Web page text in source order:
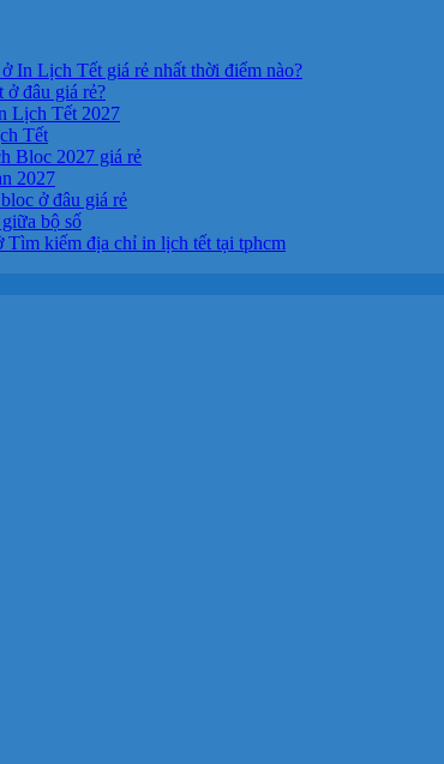
ở In Lịch Tết giá rẻ nhất thời điểm nào?
đâu giá rẻ?
Lịch Tết 2027
Tết
Bloc 2027 giá rẻ
2027
ở đâu giá rẻ
bộ số
Tìm kiếm địa chỉ in lịch tết tại tphcm